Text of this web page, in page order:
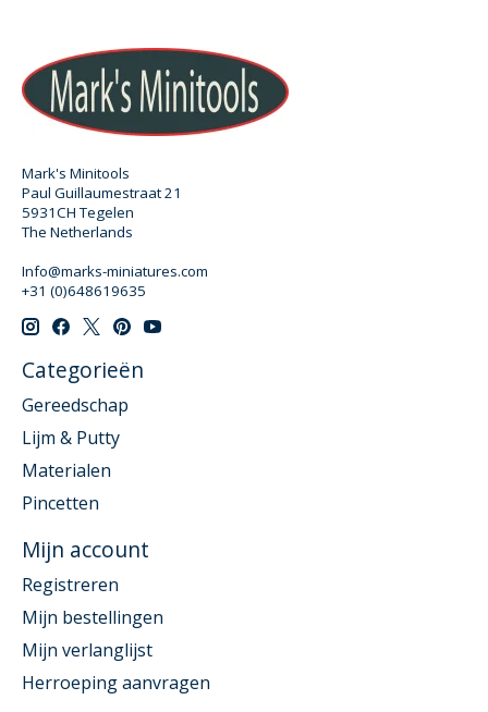
Mark's Minitools
Paul Guillaumestraat 21
5931CH Tegelen
The Netherlands
Info@marks-miniatures.com
+31 (0)648619635
Categorieën
Gereedschap
Lijm & Putty
Materialen
Pincetten
Mijn account
Registreren
Mijn bestellingen
Mijn verlanglijst
Herroeping aanvragen